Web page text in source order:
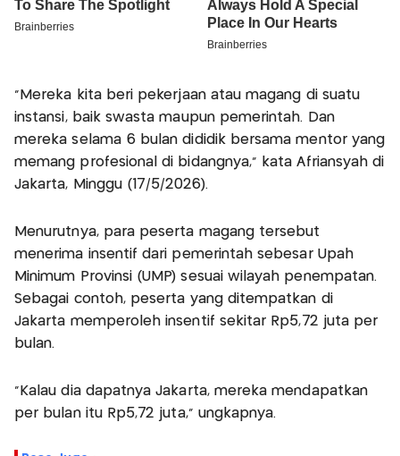
"Mereka kita beri pekerjaan atau magang di suatu
instansi, baik swasta maupun pemerintah. Dan
mereka selama 6 bulan dididik bersama mentor yang
memang profesional di bidangnya," kata Afriansyah di
Jakarta, Minggu (17/5/2026).
Menurutnya, para peserta magang tersebut
menerima insentif dari pemerintah sebesar Upah
Minimum Provinsi (UMP) sesuai wilayah penempatan.
Sebagai contoh, peserta yang ditempatkan di
Jakarta memperoleh insentif sekitar Rp5,72 juta per
bulan.
"Kalau dia dapatnya Jakarta, mereka mendapatkan
per bulan itu Rp5,72 juta," ungkapnya.